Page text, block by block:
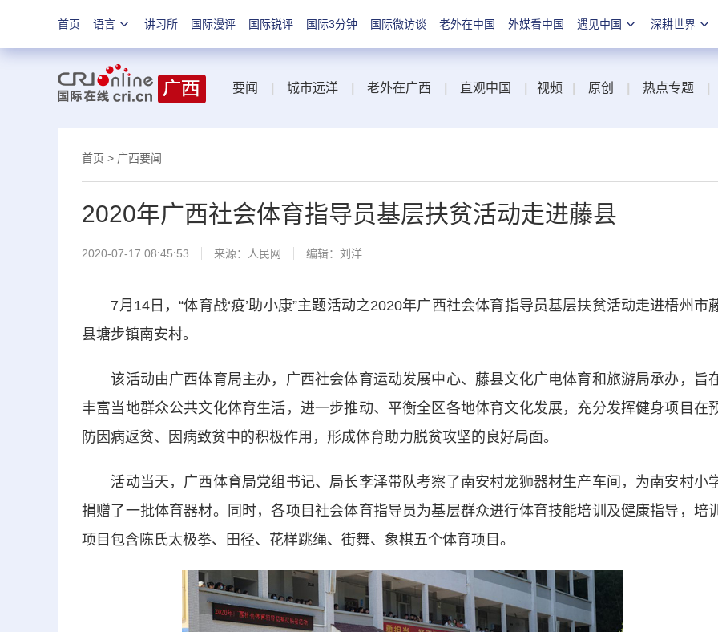
首页 语言 讲习所 国际漫评 国际锐评 国际3分钟 国际微访谈 老外在中国 外媒看中国 遇见中国 深耕世界
要闻 城市远洋 老外在广西 直观中国 视频 原创 热点专题
首页 > 广西要闻
2020年广西社会体育指导员基层扶贫活动走进藤县
2020-07-17 08:45:53 来源： 人民网 编辑：刘洋
7月14日，“体育战‘疫’助小康”主题活动之2020年广西社会体育指导员基层扶贫活动走进梧州市
县塘步镇南安村。
该活动由广西体育局主办，广西社会体育运动发展中心、藤县文化广电体育和旅游局承办，旨
丰富当地群众公共文化体育生活，进一步推动、平衡全区各地体育文化发展，充分发挥健身项目在
防因病返贫、因病致贫中的积极作用，形成体育助力脱贫攻坚的良好局面。
活动当天，广西体育局党组书记、局长李泽带队考察了南安村龙狮器材生产车间，为南安村小
捐赠了一批体育器材。同时，各项目社会体育指导员为基层群众进行体育技能培训及健康指导，培训
项目包含陈氏太极拳、田径、花样跳绳、街舞、象棋五个体育项目。